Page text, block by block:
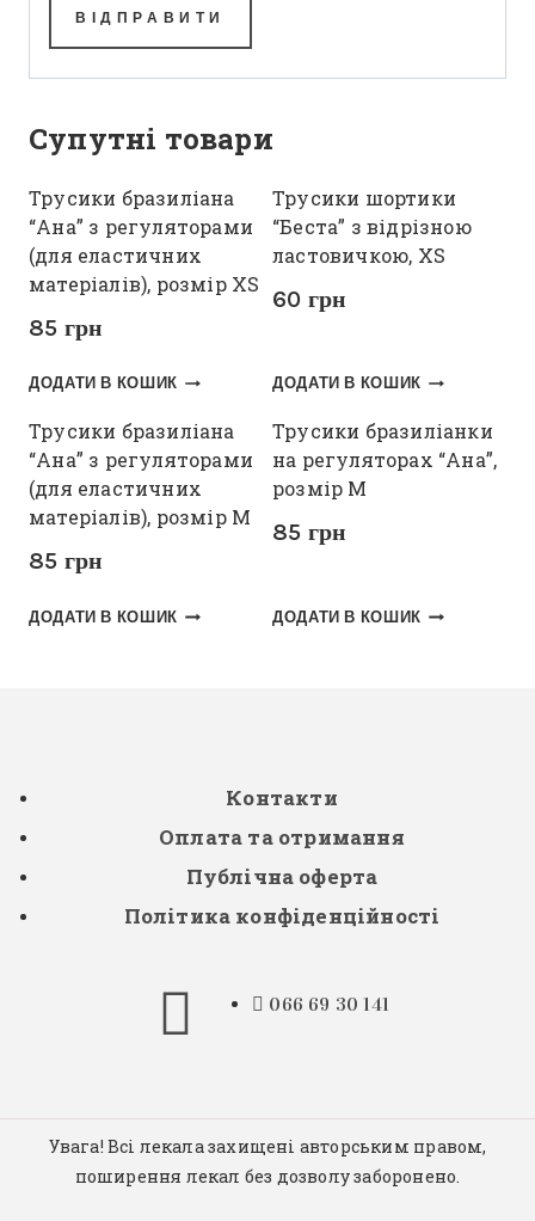
Супутні товари
Трусики бразиліана
“Ана” з регуляторами
(для еластичних
матеріалів), розмір XS
85 грн
ДОДАТИ В КОШИК
Трусики шортики
“Беста” з відрізною
ластовичкою, XS
60 грн
ДОДАТИ В КОШИК
Трусики бразиліана
“Ана” з регуляторами
(для еластичних
матеріалів), розмір M
85 грн
ДОДАТИ В КОШИК
Трусики бразиліанки
на регуляторах “Ана”,
розмір М
85 грн
ДОДАТИ В КОШИК
Контакти
Оплата та отримання
Публічна оферта
Політика конфіденційності
066 69 30 141
Увага! Всі лекала захищені авторським правом,
поширення лекал без дозволу заборонено.